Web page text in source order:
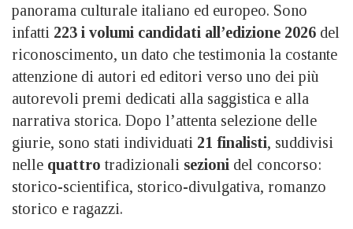
panorama culturale italiano ed europeo. Sono
infatti 223 i volumi candidati all’edizione 2026 del
riconoscimento, un dato che testimonia la costante
attenzione di autori ed editori verso uno dei più
autorevoli premi dedicati alla saggistica e alla
narrativa storica. Dopo l’attenta selezione delle
giurie, sono stati individuati 21 finalisti, suddivisi
nelle quattro tradizionali sezioni del concorso:
storico-scientifica, storico-divulgativa, romanzo
storico e ragazzi.